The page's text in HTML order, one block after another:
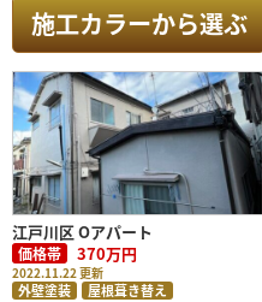
施工カラーから選ぶ
江戸川区 Oアパート
価格帯 370万円
2022.11.22 更新
外壁塗装 屋根葺き替え